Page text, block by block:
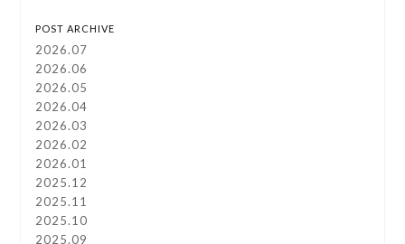
POST ARCHIVE
2026.07
2026.06
2026.05
2026.04
2026.03
2026.02
2026.01
2025.12
2025.11
2025.10
2025.09